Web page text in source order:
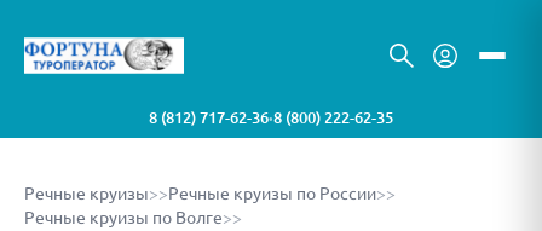
8 (812) 717-62-36•8 (800) 222-62-35
Речные круизы>>Речные круизы по России>>
Речные круизы по Волге>>